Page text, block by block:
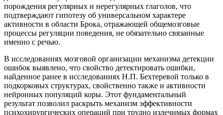
порождения регулярных и нерегулярных глаголов, что
подтверждают гипотезу об универсальном характере
активности в области Брока, отражающей общемозговые
процессы регуляции поведения, не обязательно связанные
именно с речью.
В исследованиях мозговой организации механизма детекции
ошибок выявлено, что свойство детектировать ошибки,
найденное ранее в исследованиях Н.П. Бехтеревой только в
подкорковых структурах, свойственно также и активности
нейронных популяций коры. Этот фундаментальный
результат позволил раскрыть механизм эффективности
психохирургических операций при трудно излечимых формах